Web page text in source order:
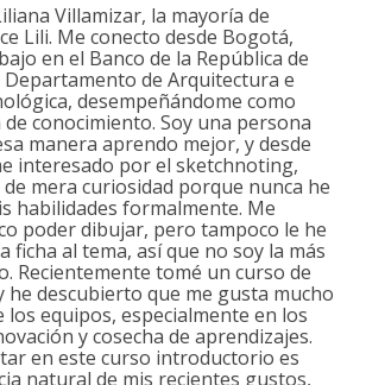
Villamizar, la mayoría de
Lili. Me conecto desde Bogotá,
en el Banco de la República de
Departamento de Arquitectura e
desempeñándome como
conocimiento. Soy una persona
manera aprendo mejor, y desde
interesado por el sketchnoting,
mera curiosidad porque nunca he
habilidades formalmente. Me
poder dibujar, pero tampoco le he
ficha al tema, así que no soy la más
Recientemente tomé un curso de
descubierto que me gusta mucho
los equipos, especialmente en los
y cosecha de aprendizajes.
en este curso introductorio es
natural de mis recientes gustos,